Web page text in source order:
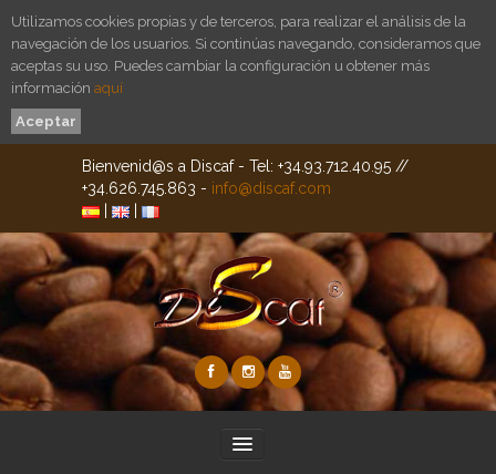
Utilizamos cookies propias y de terceros, para realizar el análisis de la
navegación de los usuarios. Si continúas navegando, consideramos que
aceptas su uso. Puedes cambiar la configuración u obtener más
información aquí
Aceptar
Bienvenid@s a Discaf - Tel: +34.93.712.40.95 //
+34.626.745.863 - info@discaf.com